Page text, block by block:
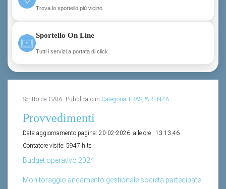
Trova lo sportello più vicino
Sportello On Line
Tutti i servizi a portata di click
Scritto da GAIA. Pubblicato in Categoria TRASPARENZA
Provvedimenti
Data aggiornamento pagina: 20-02-2026 alle ore : 13:13:46
Contatore visite: 5947 hits
Budget operativo 2024
Monitoraggio andamento gestionale società partecipate